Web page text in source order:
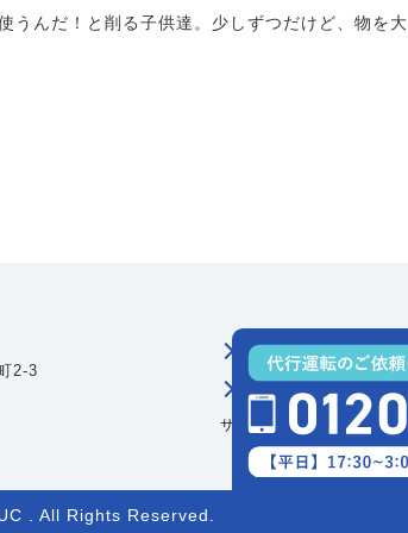
うんだ！と削る子供達。少しずつだけど、物を大
2-3
ご利用の案内
企業情報
サイトのご利用にあたって
. All Rights Reserved.